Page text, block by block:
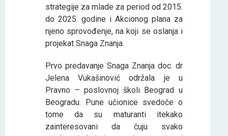
strategije za mlade za period od 2015.
do 2025. godine i Akcionog plana za
njeno sprovođenje, na koji se oslanja i
projekat Snaga Znanja.
Prvo predavanje Snaga Znanja doc. dr
Jelena Vukašinović održala je u
Pravno – poslovnoj školi Beograd u
Beogradu. Pune učionice svedoče o
tome da su maturanti itekako
zainteresovani da čuju svako